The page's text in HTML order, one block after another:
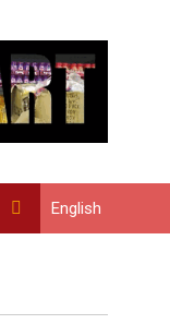
English